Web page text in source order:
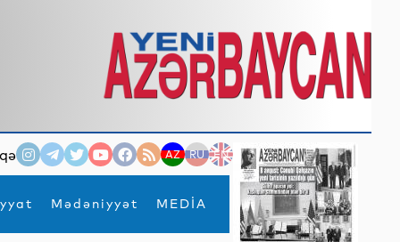
AZ RU EN
Mədəniyyət MEDİA